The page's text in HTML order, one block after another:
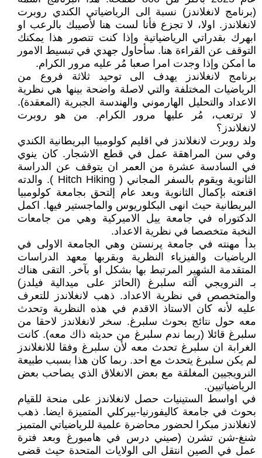
(برنامج لانغلاندز) نسبة الى الرياضياتي الكندي روبرت
لانغلاندز. اولا، لا تجزع فأنا لست هنا لأصيبك بالرعب او
ابهرك بقدراتي الرياضياتية وإذا كنت تتصور هذا يمكنك
التوقف عن القراءة هنا. سأحاول جهدي في تبسيط الامور
ما امكن وإذا وجدت امرا صعبا مُر عليه مرور الكرام.
برنامج لانغلاندز يهدف الى توحيد ثلاثة فروع من
الرياضيات المختلفة والتي لاصلة واضحة بينها هي نظرية
الاعداد والتحليل الهارموني والهندسة الجبرية (المعقدة).
لا ترتعب، مُر عليها مرور الكرام. من هو روبرت
لانغلاندز؟
ولد روبرت لانغلاندز في اقليم كولومبيا البريطانية الكندي
وفي سن المراهقة عمل في قطع الاشجار. كان ينوي
في السادسة عشرة من العمر ان يتوقف عن الدراسة
الثانوية ويقوم بالسفر المجاني ( Hitch Hiking ). والدته
اقنعته بإكمال الثانوية وبعد عام إلتحق بجامعة كولومبيا
البريطانية حيث انهى البكلوريوس والماجستير فيها. اكمل
الدكتوراه في جامعة ييل الاميركية وهي من جامعات
النخبة متخصصا في نظرية الاعداد.
بدأ مهنته في جامعة پرنستن وهي الجامعة الاولى في
الرياضيات والفيزياء النظرية وبقربها معهد الدراسات
المتقدمة الشهير المرتبط بها بشكل او بآخر. التقى هناك
بـ النرويجي آلته سلبرغ (الحائز على ميدالية فيلدز)
والمتخصص في نظرية الاعداد. ذهب لانغلاندز للتعرف
عليه لأنه كان الاستاذ الاقدم في هذه النظرية وتحدث
معه حول نتائج بحوث سلبرغ. سخر لانغلاندز لاحقا من
سلبرغ قائلا (ربما ندم سلبرغ من حديثه ذاك معه). كانت
الغرابة ان سلبرغ تحدث معه لأن سلبرغ وفقا للانغلاندز
لم يكن سلبرغ يتحدث مع احد. ربما كان هذا بسبب طبيعة
النرويجيين المغلقة مع بعض الانغلاق الذي يصاحب بعض
الرياضياتيين.
في اواسط الستينيات حصل لانغلاندز على منحة للقيام
بحوث في جامعة كاليفورنيا-بيركلي المتميزة ايضا. ذهب
لانغلاندز مبكرا لحضور محاضرة علمية للرياضياتي المتميز
شنغ-شن تشرن (صيني درس في هامبورغ وبعد فترة
عمل في الصين انتقل الى الولايات المتحدة حيث قضى